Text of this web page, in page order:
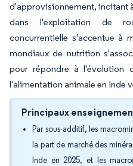
d'approvisionnement, incitant
dans l'exploitation de
concurrentielle s'accentue à
mondiaux de nutrition
pour répondre à l'évolution
l'alimentation animale en Inde
Principaux
Par sous-additif, les
la part de marché des
Inde en 2025, et les